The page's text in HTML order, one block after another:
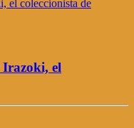
Irazoki, el